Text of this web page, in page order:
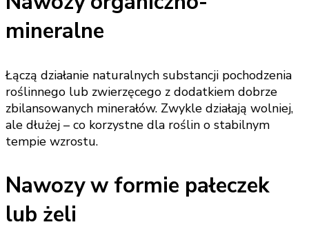
mineralne
Łączą działanie naturalnych substancji pochodzenia
roślinnego lub zwierzęcego z dodatkiem dobrze
zbilansowanych minerałów. Zwykle działają wolniej,
ale dłużej – co korzystne dla roślin o stabilnym
tempie wzrostu.
Nawozy w formie pałeczek
lub żeli